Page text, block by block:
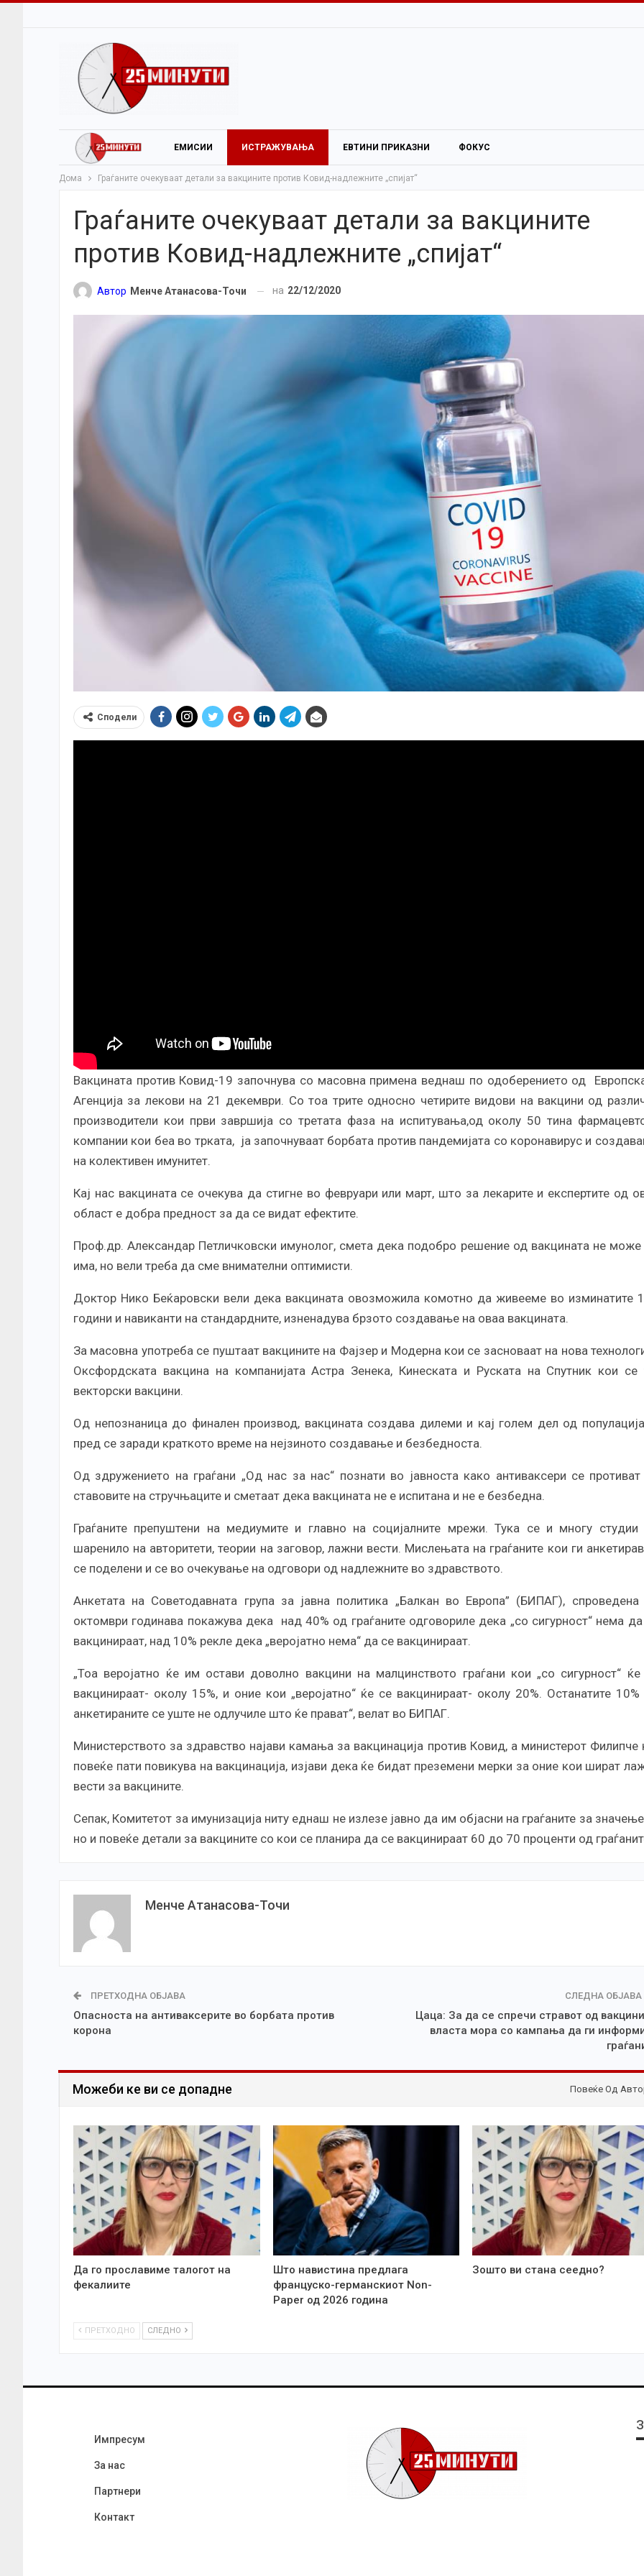
ЕМИСИИ ИСТРАЖУВАЊА ЕВТИНИ ПРИКАЗНИ ФОКУС
Дома Граѓаните очекуваат детали за вакцините против Ковид-надлежните „спијат“
Граѓаните очекуваат детали за вакцините
против Ковид-надлежните „спијат“
Автор Менче Атанасова-Точи на 22/12/2020
Сподели
Вакцината против Ковид-19 започнува со масовна примена веднаш по одоберението од
Агенција за лекови на 21 декември. Со тоа трите односно четирите видови на вакцини од
производители кои први завршија со третата фаза на испитувања,од околу 50 тина
компании кои беа во трката, ја започнуваат борбата против пандемијата со коронавирус и
на колективен имунитет.
Кај нас вакцината се очекува да стигне во февруари или март, што за лекарите и експертите од
област е добра предност за да се видат ефектите.
Проф.др. Александар Петличковски имунолог, смета дека подобро решение од вакцината не може
има, но вели треба да сме внимателни оптимисти.
Доктор Нико Беќаровски вели дека вакцината овозможила комотно да живееме во изминатите
години и навиканти на стандардните, изненадува брзото создавање на оваа вакцината.
За масовна употреба се пуштаат вакцините на Фајзер и Модерна кои се засноваат на нова
Оксфордската вакцина на компанијата Астра Зенека, Кинеската и Руската на Спутник кои се
векторски вакцини.
Од непознаница до финален производ, вакцината создава дилеми и кај голем дел од
пред се заради краткото време на нејзиното создавање и безбедноста.
Од здружението на граѓани „Од нас за нас“ познати во јавноста како антиваксери се противат
ставовите на стручњаците и сметаат дека вакцината не e испитана и не е безбедна.
Граѓаните препуштени на медиумите и главно на социјалните мрежи. Тука се и многу студии
шаренило на авторитети, теории на заговор, лажни вести. Мислењата на граѓаните кои ги
се поделени и се во очекување на одговори од надлежните во здравството.
Анкетата на Советодавната група за јавна политика „Балкан во Европа” (БИПАГ), спроведена
октомври годинава покажува дека над 40% од граѓаните одговориле дека „со сигурност“ нема
вакцинираат, над 10% рекле дека „веројатно нема“ да се вакцинираат.
„Тоа веројатно ќе им остави доволно вакцини на малцинството граѓани кои „со сигурност“
вакцинираат- околу 15%, и оние кои „веројатно“ ќе се вакцинираат- околу 20%. Останатите
анкетираните се уште не одлучиле што ќе прават“, велат во БИПАГ.
Министерството за здравство најави камања за вакцинација против Ковид, а министерот Филипче
повеќе пати повикува на вакцинација, изјави дека ќе бидат преземени мерки за оние кои шират
вести за вакцините.
Сепак, Комитетот за имунизација ниту еднаш не излезе јавно да им објасни на граѓаните за
но и повеќе детали за вакцините со кои се планира да се вакцинираат 60 до 70 проценти од
Менче Атанасова-Точи
ПРЕТХОДНА ОБЈАВА
Опасноста на антиваксерите во борбата против
корона
СЛЕДНА ОБЈАВА
Цаца: За да се спречи стравот од
власта мора со кампања да ги
Можеби ке ви се допадне Повеќе Од
Да го прославиме талогот на
фекалиите
Што навистина предлага
француско-германскиот Non-
Paper од 2026 година
Зошто ви стана сеедно?
ПРЕТХОДНО СЛЕДНО
Импресум
За нас
Партнери
Контакт